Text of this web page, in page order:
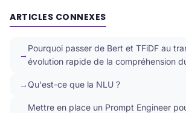
ARTICLES CONNEXES
Pourquoi passer de Bert et TFiDF au
évolution rapide de la compréhension
Qu'est-ce que la NLU ?
Mettre en place un Prompt Engineer